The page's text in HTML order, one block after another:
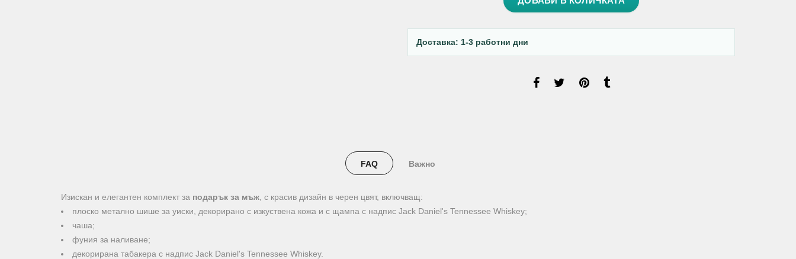
Доставка: 1-3 работни дни
FAQ Важно
Изискан и елегантен комплект за подарък за мъж , с красив дизайн в черен цвят, включващ:
плоско метално шише за уиски, декорирано с изкуствена кожа и с щампа с надпис Jack Daniel's Tennessee Whiskey;
чаша;
фуния за наливане;
декорирана табакера с надпис Jack Daniel's Tennessee Whiskey.